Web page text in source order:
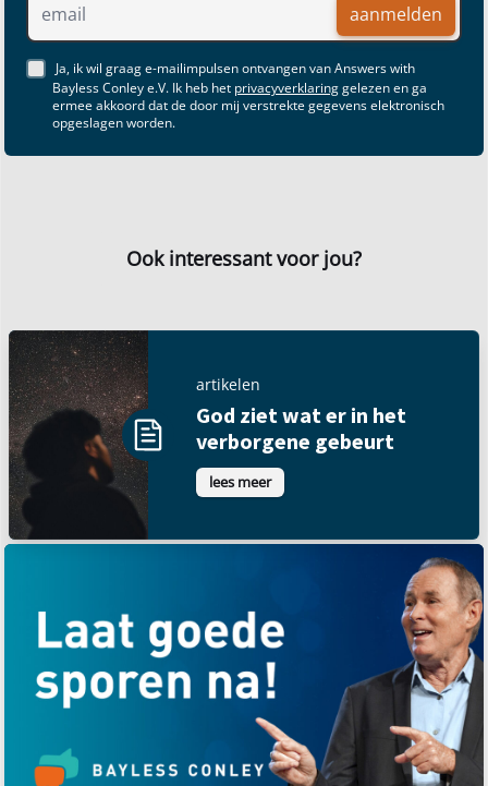
aanmelden
Ja, ik wil graag e-mailimpulsen ontvangen van Answers with
Bayless Conley e.V. Ik heb het privacyverklaringgelezen en ga
ermee akkoord dat de door mij verstrekte gegevens elektronisch
opgeslagen worden.
Ook interessant voor jou?
artikelen
God ziet wat er in het
verborgene gebeurt
lees meer